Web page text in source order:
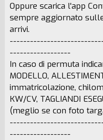
Oppure scarica l'app
sempre aggiornato
arrivi.
------------------
In caso di permuta
MODELLO,
immatricolazione,
KW/CV, TAGLIANDI
(meglio se con foto
------------------